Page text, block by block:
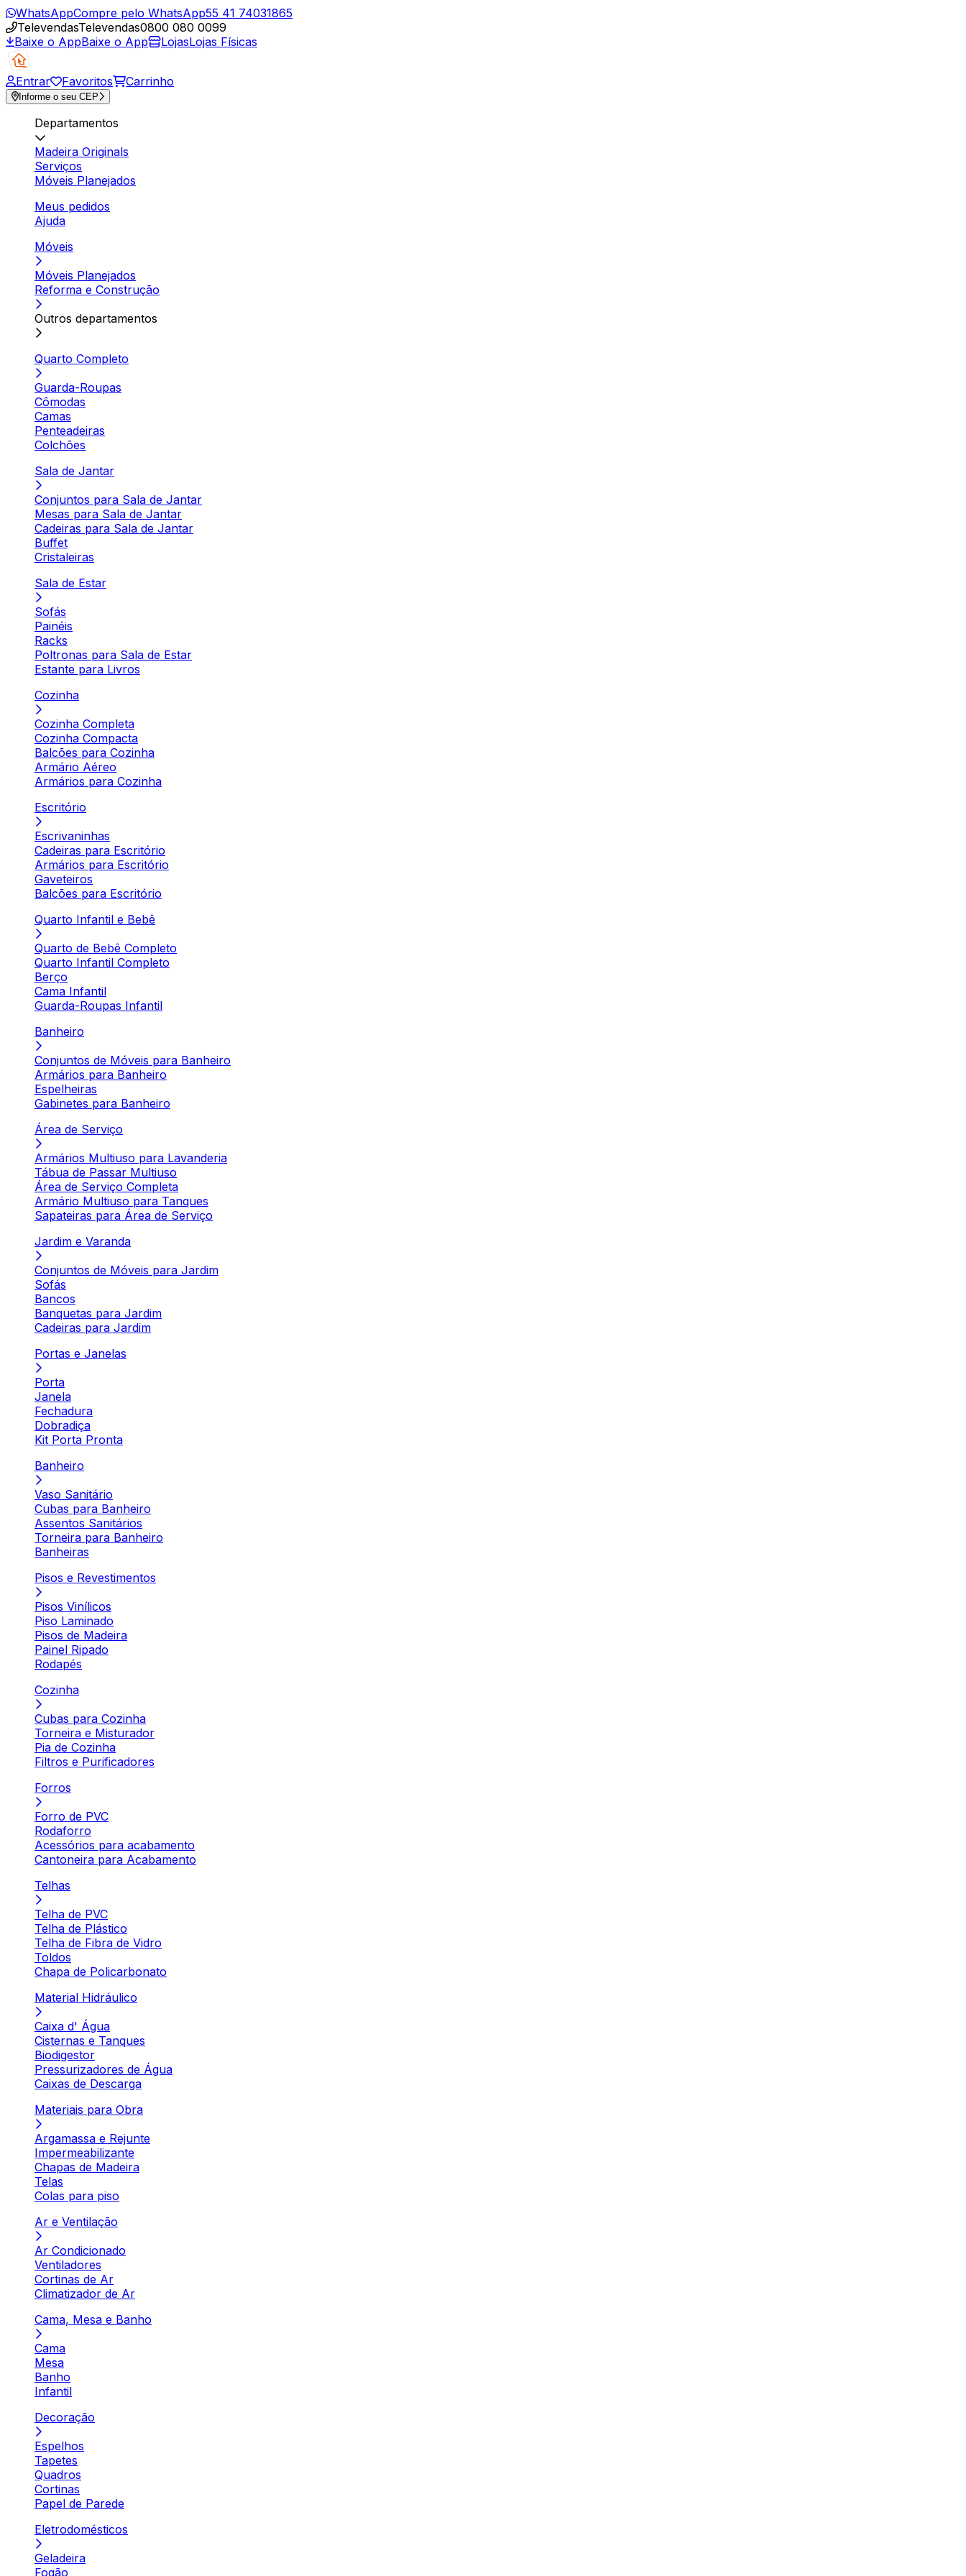
WhatsAppCompre pelo WhatsApp55 41 74031865
TelevendasTelevendas0800 080 0099
Baixe o AppBaixe o App LojasLojas Físicas
Entrar Favoritos Carrinho
Informe o seu CEP
Departamentos
Madeira Originals
Serviços
Móveis Planejados
Meus pedidos
Ajuda
Móveis
Móveis Planejados
Reforma e Construção
Outros departamentos
Quarto Completo
Guarda-Roupas
Cômodas
Camas
Penteadeiras
Colchões
Sala de Jantar
Conjuntos para Sala de Jantar
Mesas para Sala de Jantar
Cadeiras para Sala de Jantar
Buffet
Cristaleiras
Sala de Estar
Sofás
Painéis
Racks
Poltronas para Sala de Estar
Estante para Livros
Cozinha
Cozinha Completa
Cozinha Compacta
Balcões para Cozinha
Armário Aéreo
Armários para Cozinha
Escritório
Escrivaninhas
Cadeiras para Escritório
Armários para Escritório
Gaveteiros
Balcões para Escritório
Quarto Infantil e Bebê
Quarto de Bebê Completo
Quarto Infantil Completo
Berço
Cama Infantil
Guarda-Roupas Infantil
Banheiro
Conjuntos de Móveis para Banheiro
Armários para Banheiro
Espelheiras
Gabinetes para Banheiro
Área de Serviço
Armários Multiuso para Lavanderia
Tábua de Passar Multiuso
Área de Serviço Completa
Armário Multiuso para Tanques
Sapateiras para Área de Serviço
Jardim e Varanda
Conjuntos de Móveis para Jardim
Sofás
Bancos
Banquetas para Jardim
Cadeiras para Jardim
Portas e Janelas
Porta
Janela
Fechadura
Dobradiça
Kit Porta Pronta
Banheiro
Vaso Sanitário
Cubas para Banheiro
Assentos Sanitários
Torneira para Banheiro
Banheiras
Pisos e Revestimentos
Pisos Vinílicos
Piso Laminado
Pisos de Madeira
Painel Ripado
Rodapés
Cozinha
Cubas para Cozinha
Torneira e Misturador
Pia de Cozinha
Filtros e Purificadores
Forros
Forro de PVC
Rodaforro
Acessórios para acabamento
Cantoneira para Acabamento
Telhas
Telha de PVC
Telha de Plástico
Telha de Fibra de Vidro
Toldos
Chapa de Policarbonato
Material Hidráulico
Caixa d' Água
Cisternas e Tanques
Biodigestor
Pressurizadores de Água
Caixas de Descarga
Materiais para Obra
Argamassa e Rejunte
Impermeabilizante
Chapas de Madeira
Telas
Colas para piso
Ar e Ventilação
Ar Condicionado
Ventiladores
Cortinas de Ar
Climatizador de Ar
Cama, Mesa e Banho
Cama
Mesa
Banho
Infantil
Decoração
Espelhos
Tapetes
Quadros
Cortinas
Papel de Parede
Eletrodomésticos
Geladeira
Fogão